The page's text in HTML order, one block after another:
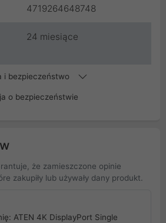
4719264648748
24 miesiące
i bezpieczeństwo
o bezpieczeństwie
że zamieszczone opinie
zakupiły lub używały dany produkt.
ATEN 4K DisplayPort Single